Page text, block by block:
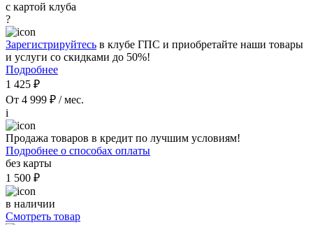
с картой клуба
?
Зарегистрируйтесь в клубе ГПС и приобретайте наши товары
и услуги со скидками до 50%!
Подробнее
1 425 ₽
От 4 999 ₽ / мес.
i
Продажа товаров в кредит по лучшим условиям!
Подробнее о способах оплаты
без карты
1 500 ₽
в наличии
Смотреть товар